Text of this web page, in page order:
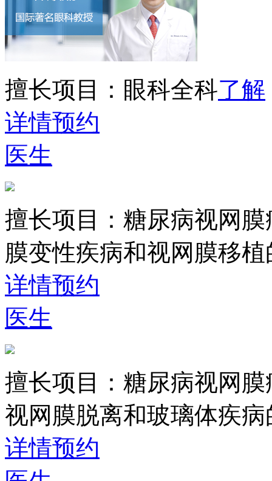
擅长项目： 眼科全科了解
详情预约
医生
擅长项目： 糖尿病视网
膜变性疾病和视网膜移
详情预约
医生
擅长项目： 糖尿病视网
视网膜脱离和玻璃体疾
详情预约